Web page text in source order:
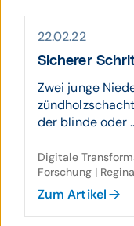
22.02.22
Sicherer
Zwei junge
der blinde oder
Digitale
Forschung |
Zum Artikel